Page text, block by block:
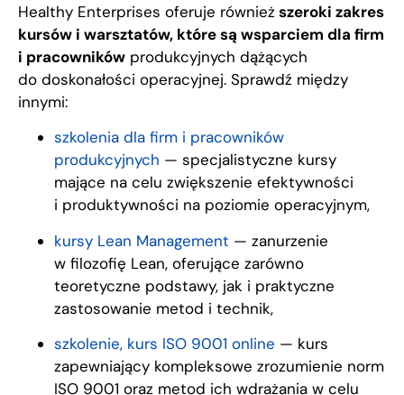
Healthy Enterprises oferuje również szeroki zakres
kursów i warsztatów, które są wsparciem dla firm
i pracowników produkcyjnych dążących
do doskonałości operacyjnej. Sprawdź między
innymi:
szkolenia dla firm i pracowników
produkcyjnych — specjalistyczne kursy
mające na celu zwiększenie efektywności
i produktywności na poziomie operacyjnym,
kursy Lean Management — zanurzenie
w filozofię Lean, oferujące zarówno
teoretyczne podstawy, jak i praktyczne
zastosowanie metod i technik,
szkolenie, kurs ISO 9001 online — kurs
zapewniający kompleksowe zrozumienie norm
ISO 9001 oraz metod ich wdrażania w celu